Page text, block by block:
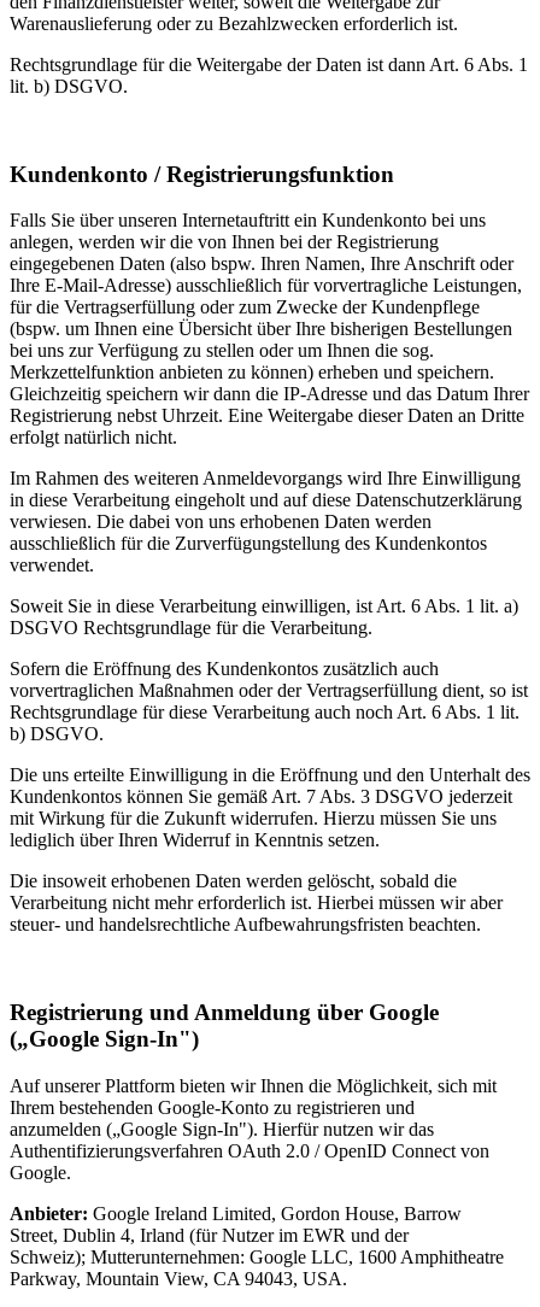
Warenauslieferung oder zu Bezahlzwecken erforderlich ist.
Rechtsgrundlage für die Weitergabe der Daten ist dann Art. 6 Abs. 1
lit. b) DSGVO.
Kundenkonto / Registrierungsfunktion
Falls Sie über unseren Internetauftritt ein Kundenkonto bei uns
anlegen, werden wir die von Ihnen bei der Registrierung
eingegebenen Daten (also bspw. Ihren Namen, Ihre Anschrift oder
Ihre E-Mail-Adresse) ausschließlich für vorvertragliche Leistungen,
für die Vertragserfüllung oder zum Zwecke der Kundenpflege
(bspw. um Ihnen eine Übersicht über Ihre bisherigen Bestellungen
bei uns zur Verfügung zu stellen oder um Ihnen die sog.
Merkzettelfunktion anbieten zu können) erheben und speichern.
Gleichzeitig speichern wir dann die IP-Adresse und das Datum Ihrer
Registrierung nebst Uhrzeit. Eine Weitergabe dieser Daten an Dritte
erfolgt natürlich nicht.
Im Rahmen des weiteren Anmeldevorgangs wird Ihre Einwilligung
in diese Verarbeitung eingeholt und auf diese Datenschutzerklärung
verwiesen. Die dabei von uns erhobenen Daten werden
ausschließlich für die Zurverfügungstellung des Kundenkontos
verwendet.
Soweit Sie in diese Verarbeitung einwilligen, ist Art. 6 Abs. 1 lit. a)
DSGVO Rechtsgrundlage für die Verarbeitung.
Sofern die Eröffnung des Kundenkontos zusätzlich auch
vorvertraglichen Maßnahmen oder der Vertragserfüllung dient, so ist
Rechtsgrundlage für diese Verarbeitung auch noch Art. 6 Abs. 1 lit.
b) DSGVO.
Die uns erteilte Einwilligung in die Eröffnung und den Unterhalt des
Kundenkontos können Sie gemäß Art. 7 Abs. 3 DSGVO jederzeit
mit Wirkung für die Zukunft widerrufen. Hierzu müssen Sie uns
lediglich über Ihren Widerruf in Kenntnis setzen.
Die insoweit erhobenen Daten werden gelöscht, sobald die
Verarbeitung nicht mehr erforderlich ist. Hierbei müssen wir aber
steuer- und handelsrechtliche Aufbewahrungsfristen beachten.
Registrierung und Anmeldung über Google
(„Google Sign-In")
Auf unserer Plattform bieten wir Ihnen die Möglichkeit, sich mit
Ihrem bestehenden Google-Konto zu registrieren und
anzumelden („Google Sign-In"). Hierfür nutzen wir das
Authentifizierungsverfahren OAuth 2.0 / OpenID Connect von
Google.
Anbieter: Google Ireland Limited, Gordon House, Barrow
Street, Dublin 4, Irland (für Nutzer im EWR und der
Schweiz); Mutterunternehmen: Google LLC, 1600 Amphitheatre
Parkway, Mountain View, CA 94043, USA.